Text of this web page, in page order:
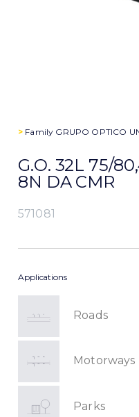
> Family GRUPO OPTICO
G.O. 32L 75/
8N DA CMR
571081
Applications
Roads
Motorways
Parks